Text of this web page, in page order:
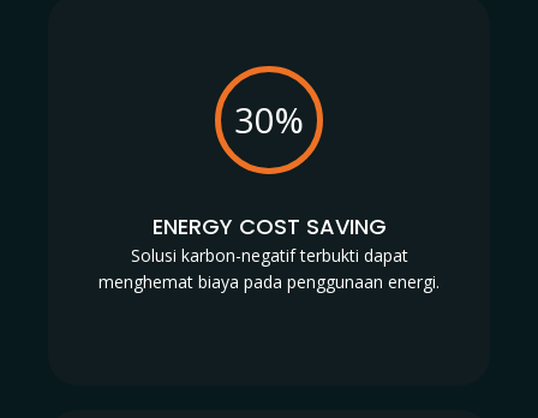
30%
ENERGY COST SAVING
Solusi karbon-negatif terbukti dapat
menghemat biaya pada penggunaan energi.